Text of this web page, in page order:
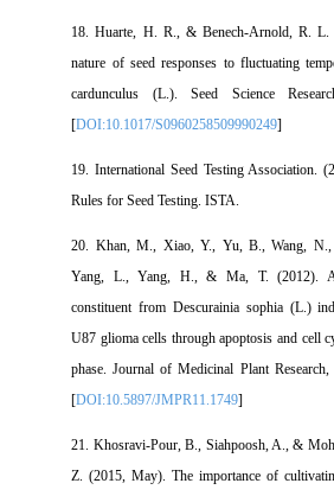
18. Huarte, H. R., & Benech-Arnold, R.
nature of seed responses to fluctuating
cardunculus (L.). Seed Science
[DOI:10.1017/S0960258509990249
19. International Seed Testing
Rules for Seed Testing. ISTA.
20. Khan, M., Xiao, Y., Yu, B., Wang,
Yang, L., Yang, H., & Ma, T. (2012).
constituent from Descurainia sophia (L.)
U87 glioma cells through apoptosis and
phase. Journal of Medicinal Plant
[DOI:10.5897/JMPR11.1749
21. Khosravi-Pour, B., Siahpoosh, A., &
Z. (2015, May). The importance of